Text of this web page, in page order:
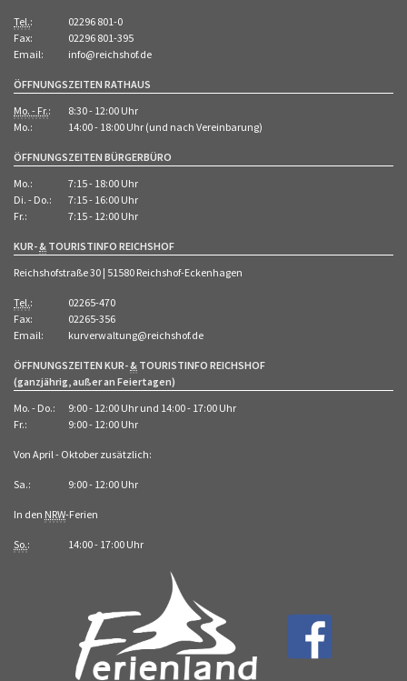
Tel.:
02296 801-0
Fax:
02296 801-395
Email:
info@reichshof.de
ÖFFNUNGSZEITEN RATHAUS
Mo. - Fr.:
8:30 - 12:00 Uhr
Mo.:
14:00 - 18:00 Uhr (und nach Vereinbarung)
ÖFFNUNGSZEITEN BÜRGERBÜRO
Mo.:
7:15 - 18:00 Uhr
Di. - Do.:
7:15 - 16:00 Uhr
Fr.:
7:15 - 12:00 Uhr
KUR-& TOURISTINFO REICHSHOF
Reichshofstraße 30 | 51580 Reichshof-Eckenhagen
Tel.:
02265-470
Fax:
02265-356
Email:
kurverwaltung@reichshof.de
ÖFFNUNGSZEITEN KUR-& TOURISTINFO REICHSHOF
(ganzjährig, außer an Feiertagen)
Mo. - Do.:
9:00 - 12:00 Uhr und 14:00 - 17:00 Uhr
Fr.:
9:00 - 12:00 Uhr
Von April - Oktober zusätzlich:
Sa.: 9:00 - 12:00 Uhr
In den NRW-Ferien
So.: 14:00 - 17:00 Uhr